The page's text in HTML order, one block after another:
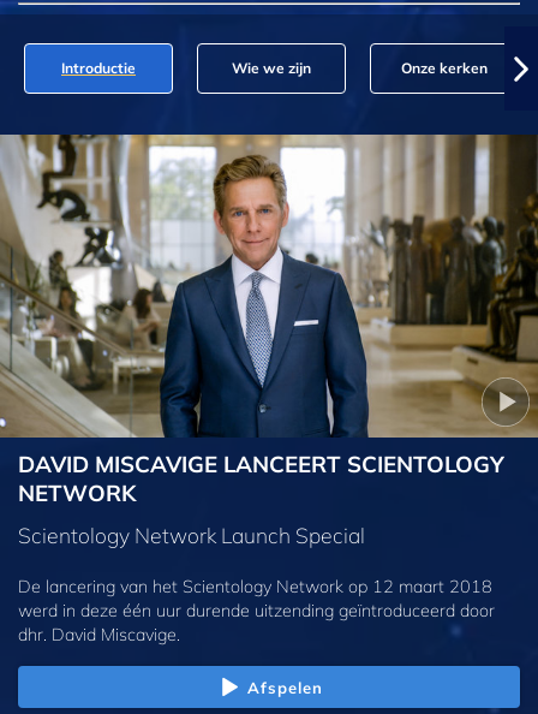
Introductie Wie we zijn Onze kerken
DAVID MISCAVIGE LANCEERT SCIENTOLOGY
NETWORK
Scientology Network Launch Special
De lancering van het Scientology Network op 12 maart 2018
werd in deze één uur durende uitzending geïntroduceerd door
dhr. David Miscavige.
Afspelen